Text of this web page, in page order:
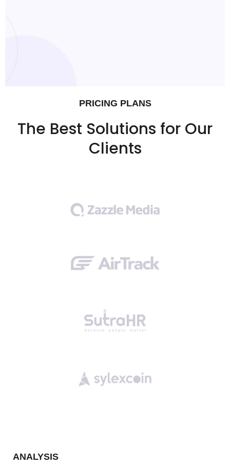
PRICING PLANS
The Best Solutions for Our
Clients
ANALYSIS